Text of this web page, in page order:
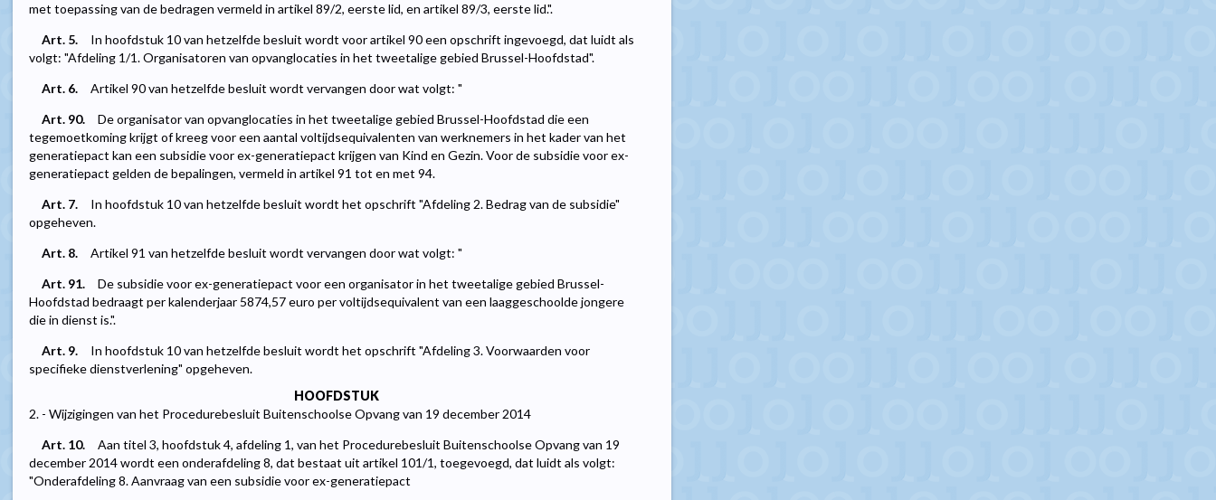
met toepassing van de bedragen vermeld in artikel 89/2, eerste lid, en artikel 89/3, eerste lid.".
Art. 5.
In hoofdstuk 10 van hetzelfde besluit wordt voor artikel 90 een opschrift ingevoegd, dat luidt als
volgt: "Afdeling 1/1. Organisatoren van opvanglocaties in het tweetalige gebied Brussel-Hoofdstad".
Art. 6.
Artikel 90 van hetzelfde besluit wordt vervangen door wat volgt: "
Art. 90.
De organisator van opvanglocaties in het tweetalige gebied Brussel-Hoofdstad die een
tegemoetkoming krijgt of kreeg voor een aantal voltijdsequivalenten van werknemers in het kader van het
generatiepact kan een subsidie voor ex-generatiepact krijgen van Kind en Gezin. Voor de subsidie voor ex-
generatiepact gelden de bepalingen, vermeld in artikel 91 tot en met 94.
Art. 7.
In hoofdstuk 10 van hetzelfde besluit wordt het opschrift "Afdeling 2. Bedrag van de subsidie"
opgeheven.
Art. 8.
Artikel 91 van hetzelfde besluit wordt vervangen door wat volgt: "
Art. 91.
De subsidie voor ex-generatiepact voor een organisator in het tweetalige gebied Brussel-
Hoofdstad bedraagt per kalenderjaar 5874,57 euro per voltijdsequivalent van een laaggeschoolde jongere
die in dienst is.".
Art. 9.
In hoofdstuk 10 van hetzelfde besluit wordt het opschrift "Afdeling 3. Voorwaarden voor
specifieke dienstverlening" opgeheven.
HOOFDSTUK
2. - Wijzigingen van het Procedurebesluit Buitenschoolse Opvang van 19 december 2014
Art. 10.
Aan titel 3, hoofdstuk 4, afdeling 1, van het Procedurebesluit Buitenschoolse Opvang van 19
december 2014 wordt een onderafdeling 8, dat bestaat uit artikel 101/1, toegevoegd, dat luidt als volgt:
"Onderafdeling 8. Aanvraag van een subsidie voor ex-generatiepact